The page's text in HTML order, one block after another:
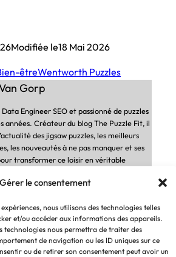
Gérer le consentement
nous utilisons des technologies telles
et/ou accéder aux informations des appareils.
technologies nous permettra de traiter des
de navigation ou les ID uniques sur ce
ou de retirer son consentement peut avoir un
Modifiée le18 Mai 2026
êtreWentworth Puzzles
Gorp
Engineer SEO et passionné de puzzles
années. Créateur du blog The Puzzle Fit, il
des jigsaw puzzles, les meilleurs
les nouveautés à ne pas manquer et ses
transformer ce loisir en véritable
commentaire